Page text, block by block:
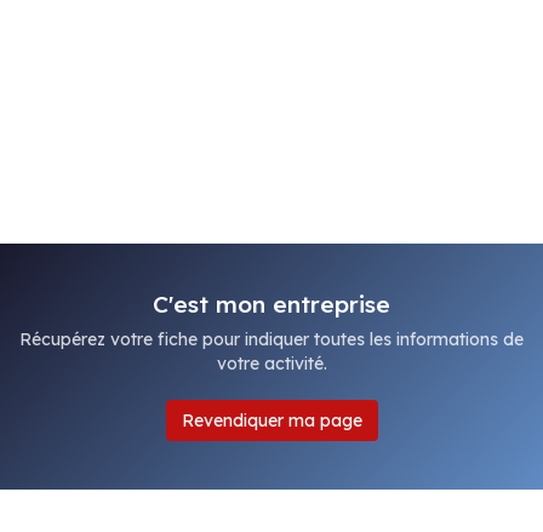
C'est mon entreprise
Récupérez votre fiche pour indiquer toutes les informations de
votre activité.
Revendiquer ma page